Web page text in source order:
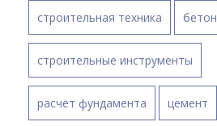
строительная техника бетон
строительные инструменты
расчет фундамента цемент